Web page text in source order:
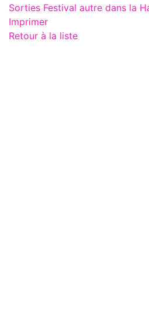
Sorties Festival autre dans la
Imprimer
Retour à la liste